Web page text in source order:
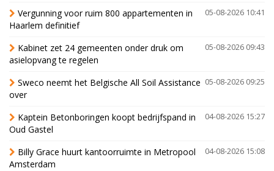
05-08-2026 10:41
Vergunning voor ruim 800 appartementen in
Haarlem definitief
05-08-2026 09:43
Kabinet zet 24 gemeenten onder druk om
asielopvang te regelen
05-08-2026 09:25
Sweco neemt het Belgische All Soil Assistance
over
04-08-2026 15:27
Kaptein Betonboringen koopt bedrijfspand in
Oud Gastel
04-08-2026 15:08
Billy Grace huurt kantoorruimte in Metropool
Amsterdam